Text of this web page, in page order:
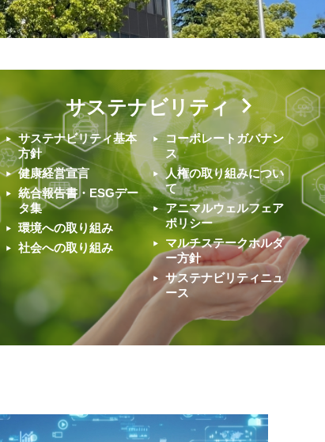
サステナビリティ
サステナビリティ基本
方針
健康経営宣言
統合報告書・ESGデー
タ集
環境への取り組み
社会への取り組み
コーポレートガバナン
ス
人権の取り組みについ
て
アニマルウェルフェア
ポリシー
マルチステークホルダ
ー方針
サステナビリティニュ
ース